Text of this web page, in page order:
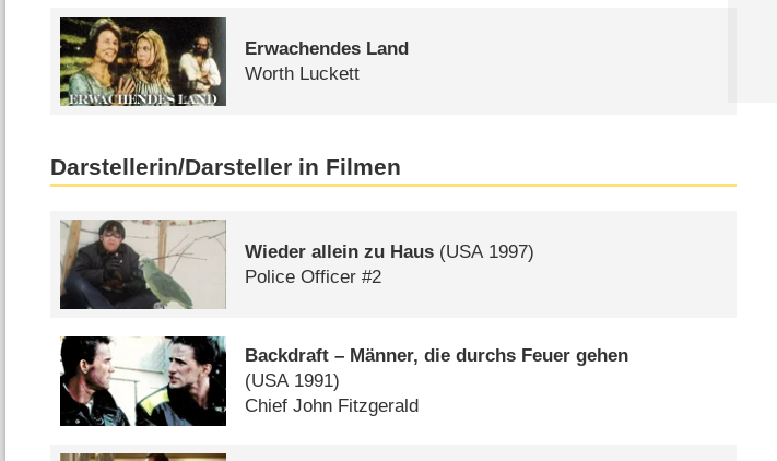
Erwachendes Land
Worth Luckett
Darstellerin/Darsteller in Filmen
Wieder allein zu Haus (USA1997)
Police Officer #2
Backdraft – Männer, die durchs Feuer gehen
(USA1991)
Chief John Fitzgerald